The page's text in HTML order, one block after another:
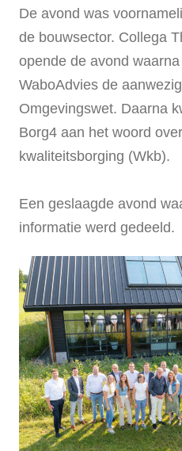
De avond was
de bouwsector. Collega
opende de avond
WaboAdvies de
Omgevingswet. Daarna
Borg4 aan het woord
kwaliteitsborging (Wkb).
Een geslaagde avond
informatie werd gedeeld.